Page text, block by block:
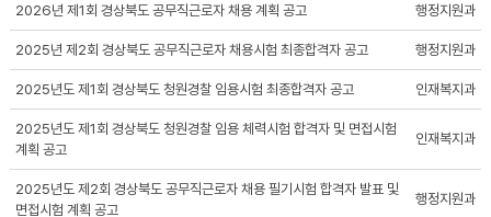
2026년 제1회 경상북도 공무직근로자 채용 계획 공고 행정지원과
2025년 제2회 경상북도 공무직근로자 채용시험 최종합격자 공고 행정지원과
2025년도 제1회 경상북도 청원경찰 임용시험 최종합격자 공고 인재복지과
2025년도 제1회 경상북도 청원경찰 임용 체력시험 합격자 및 면접시험
계획 공고
인재복지과
2025년도 제2회 경상북도 공무직근로자 채용 필기시험 합격자 발표 및
면접시험 계획 공고
행정지원과